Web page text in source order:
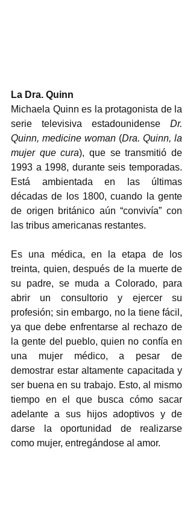
La Dra. Quinn
Michaela Quinn es la protagonista de la
serie televisiva estadounidense Dr.
Quinn, medicine woman (Dra. Quinn, la
mujer que cura), que se transmitió de
1993 a 1998, durante seis temporadas.
Está ambientada en las últimas
décadas de los 1800, cuando la gente
de origen británico aún “convivía” con
las tribus americanas restantes.
Es una médica, en la etapa de los
treinta, quien, después de la muerte de
su padre, se muda a Colorado, para
abrir un consultorio y ejercer su
profesión; sin embargo, no la tiene fácil,
ya que debe enfrentarse al rechazo de
la gente del pueblo, quien no confía en
una mujer médico, a pesar de
demostrar estar altamente capacitada y
ser buena en su trabajo. Esto, al mismo
tiempo en el que busca cómo sacar
adelante a sus hijos adoptivos y de
darse la oportunidad de realizarse
como mujer, entregándose al amor.